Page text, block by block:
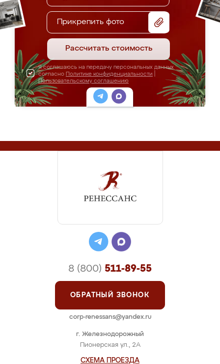
Прикрепить фото
Рассчитать стоимость
Я соглашаюсь на передачу персональных данных
согласно Политике конфиденциальности
Пользовательскому соглашению
г. Железнодорожный
Пионерская ул., 2А
СХЕМА ПРОЕЗДА
8 (800) 511-89-55
ОБРАТНЫЙ ЗВОНОК
corp-renessans@yandex.ru